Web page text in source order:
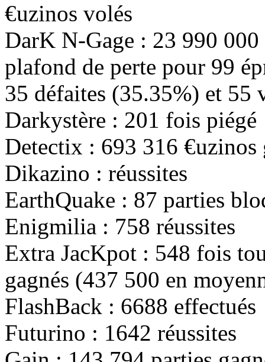
€uzinos volés
DarK N-Gage : 23 990 000
plafond de perte pour 99
35 défaites (35.35%) et 55
Darkystère : 201 fois piégé
Detectix : 693 316 €uzinos
Dikazino : réussites
EarthQuake : 87 parties
Enigmilia : 758 réussites
Extra JacKpot : 548 fois
gagnés (437 500 en
FlashBack : 6688 effectués
Futurino : 1642 réussites